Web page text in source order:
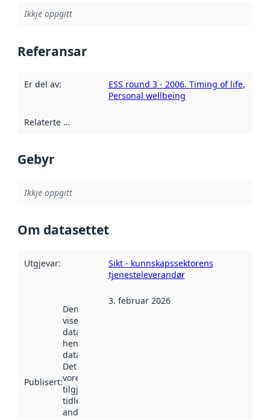
Ikkje oppgitt
Referansar
Er del av:
ESS round 3 - 2006. Timing of life,
Personal wellbeing
Relaterte ressursar
Gebyr
Ikkje oppgitt
Om datasettet
Utgjevar:
Sikt - kunnskapssektorens
tjenesteleverandør
Publisert:
Denne datoen
viser når
datasettet vart
henta inn av
data.norge.no.
Det kan ha
vore
tilgjengeleg
tidlegare
andre stader.
3. februar 2026